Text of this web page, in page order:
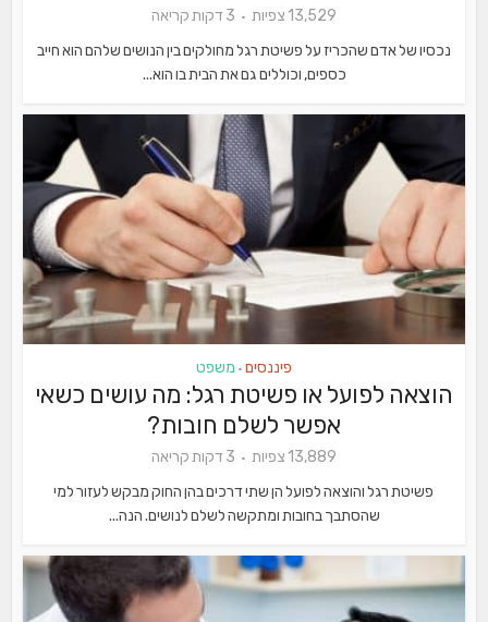
13,529 צפיות
3 דקות קריאה
נכסיו של אדם שהכריז על פשיטת רגל מחולקים בין הנושים שלהם הוא חייב
כספים, וכוללים גם את הבית בו הוא...
משפט • פיננסים
הוצאה לפועל או פשיטת רגל: מה עושים כשאי
אפשר לשלם חובות?
13,889 צפיות
3 דקות קריאה
פשיטת רגל והוצאה לפועל הן שתי דרכים בהן החוק מבקש לעזור למי
שהסתבך בחובות ומתקשה לשלם לנושים. הנה...